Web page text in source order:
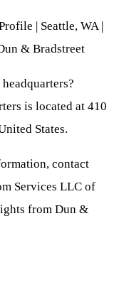
| Seattle, WA |
& Bradstreet
is located at 410
States.
contact
Services LLC of
from Dun &